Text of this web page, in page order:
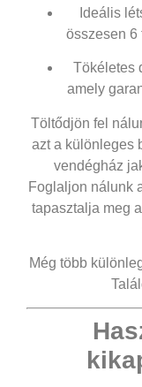
Ideális
összesen 6
Tökéletes
amely
Töltődjön fel
azt a különleges
vendégház
Foglaljon nálunk
tapasztalja meg
Még több